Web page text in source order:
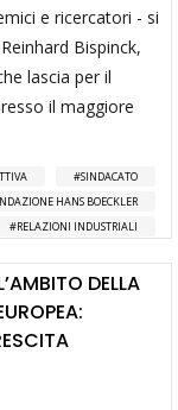
e ricercatori - si
Bispinck,
lascia per il
il maggiore
SINDACATO
HANS BOECKLER
RELAZIONI INDUSTRIALI
DELLA